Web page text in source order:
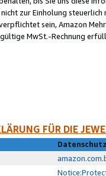
zur Einholung
sein, Amazon
MwSt.-Rechnung
FÜR DIE